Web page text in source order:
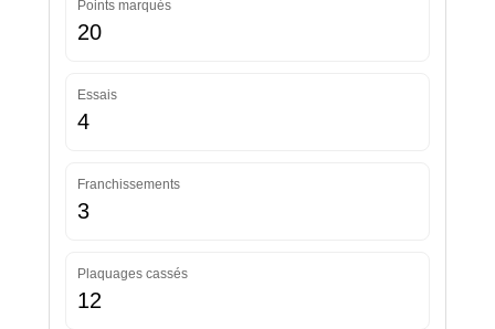
Points marqués
20
Essais
4
Franchissements
3
Plaquages cassés
12